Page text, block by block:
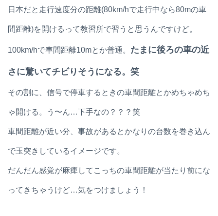
日本だと走行速度分の距離(80km/hで走行中なら80mの車
間距離)を開けるって教習所で習うと思うんですけど。
100km/hで車間距離10mとか普通。 たまに後ろの車の近
さに驚いてチビりそうになる。笑
その割に、信号で停車するときの車間距離とかめちゃめち
ゃ開ける。う〜ん…下手なの？？？笑
車間距離が近い分、事故があるとかなりの台数を巻き込ん
で玉突きしているイメージです。
だんだん感覚が麻痺してこっちの車間距離が当たり前にな
ってきちゃうけど…気をつけましょう！